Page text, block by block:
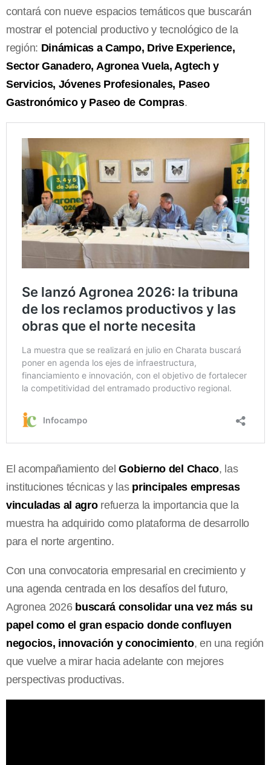
contará con nueve espacios temáticos que buscarán
mostrar el potencial productivo y tecnológico de la
región: Dinámicas a Campo, Drive Experience,
Sector Ganadero, Agronea Vuela, Agtech y
Servicios, Jóvenes Profesionales, Paseo
Gastronómico y Paseo de Compras.
El acompañamiento delGobierno del Chaco, las
instituciones técnicas y las principales empresas
vinculadas al agrorefuerza la importancia que la
muestra ha adquirido como plataforma de desarrollo
para el norte argentino.
Con una convocatoria empresarial en crecimiento y
una agenda centrada en los desafíos del futuro,
Agronea 2026 buscará consolidar una vez más su
papel como el gran espacio donde confluyen
negocios, innovación y conocimiento, en una región
que vuelve a mirar hacia adelante con mejores
perspectivas productivas.